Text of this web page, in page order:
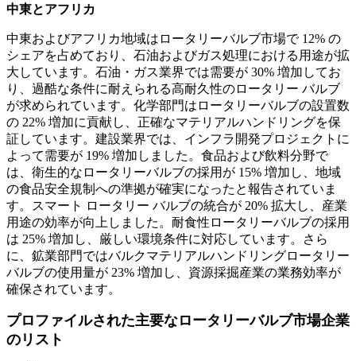
中東とアフリカ
中東およびアフリカ地域はロータリーバルブ市場で 12% の
シェアを占めており、石油およびガス処理における用途が拡
大しています。石油・ガス業界では需要が 30% 増加してお
り、過酷な条件に耐えられる高耐久性のロータリー バルブ
が求められています。化学部門はロータリーバルブの設置数
の 22% 増加に貢献し、正確なマテリアルハンドリングを保
証しています。建設業界では、インフラ開発プロジェクトに
よって需要が 19% 増加しました。食品および飲料分野で
は、衛生的なロータリーバルブの採用が 15% 増加し、地域
の食品安全規制への準拠が確実になったと報告されていま
す。スマート ロータリー バルブの統合が 20% 拡大し、産業
用途の効率が向上しました。耐食性ロータリーバルブの採用
は 25% 増加し、厳しい環境条件に対応しています。さら
に、鉱業部門ではバルクマテリアルハンドリングロータリー
バルブの使用量が 23% 増加し、資源採掘産業の業務効率が
確保されています。
プロファイルされた主要なロータリーバルブ市場企業
のリスト